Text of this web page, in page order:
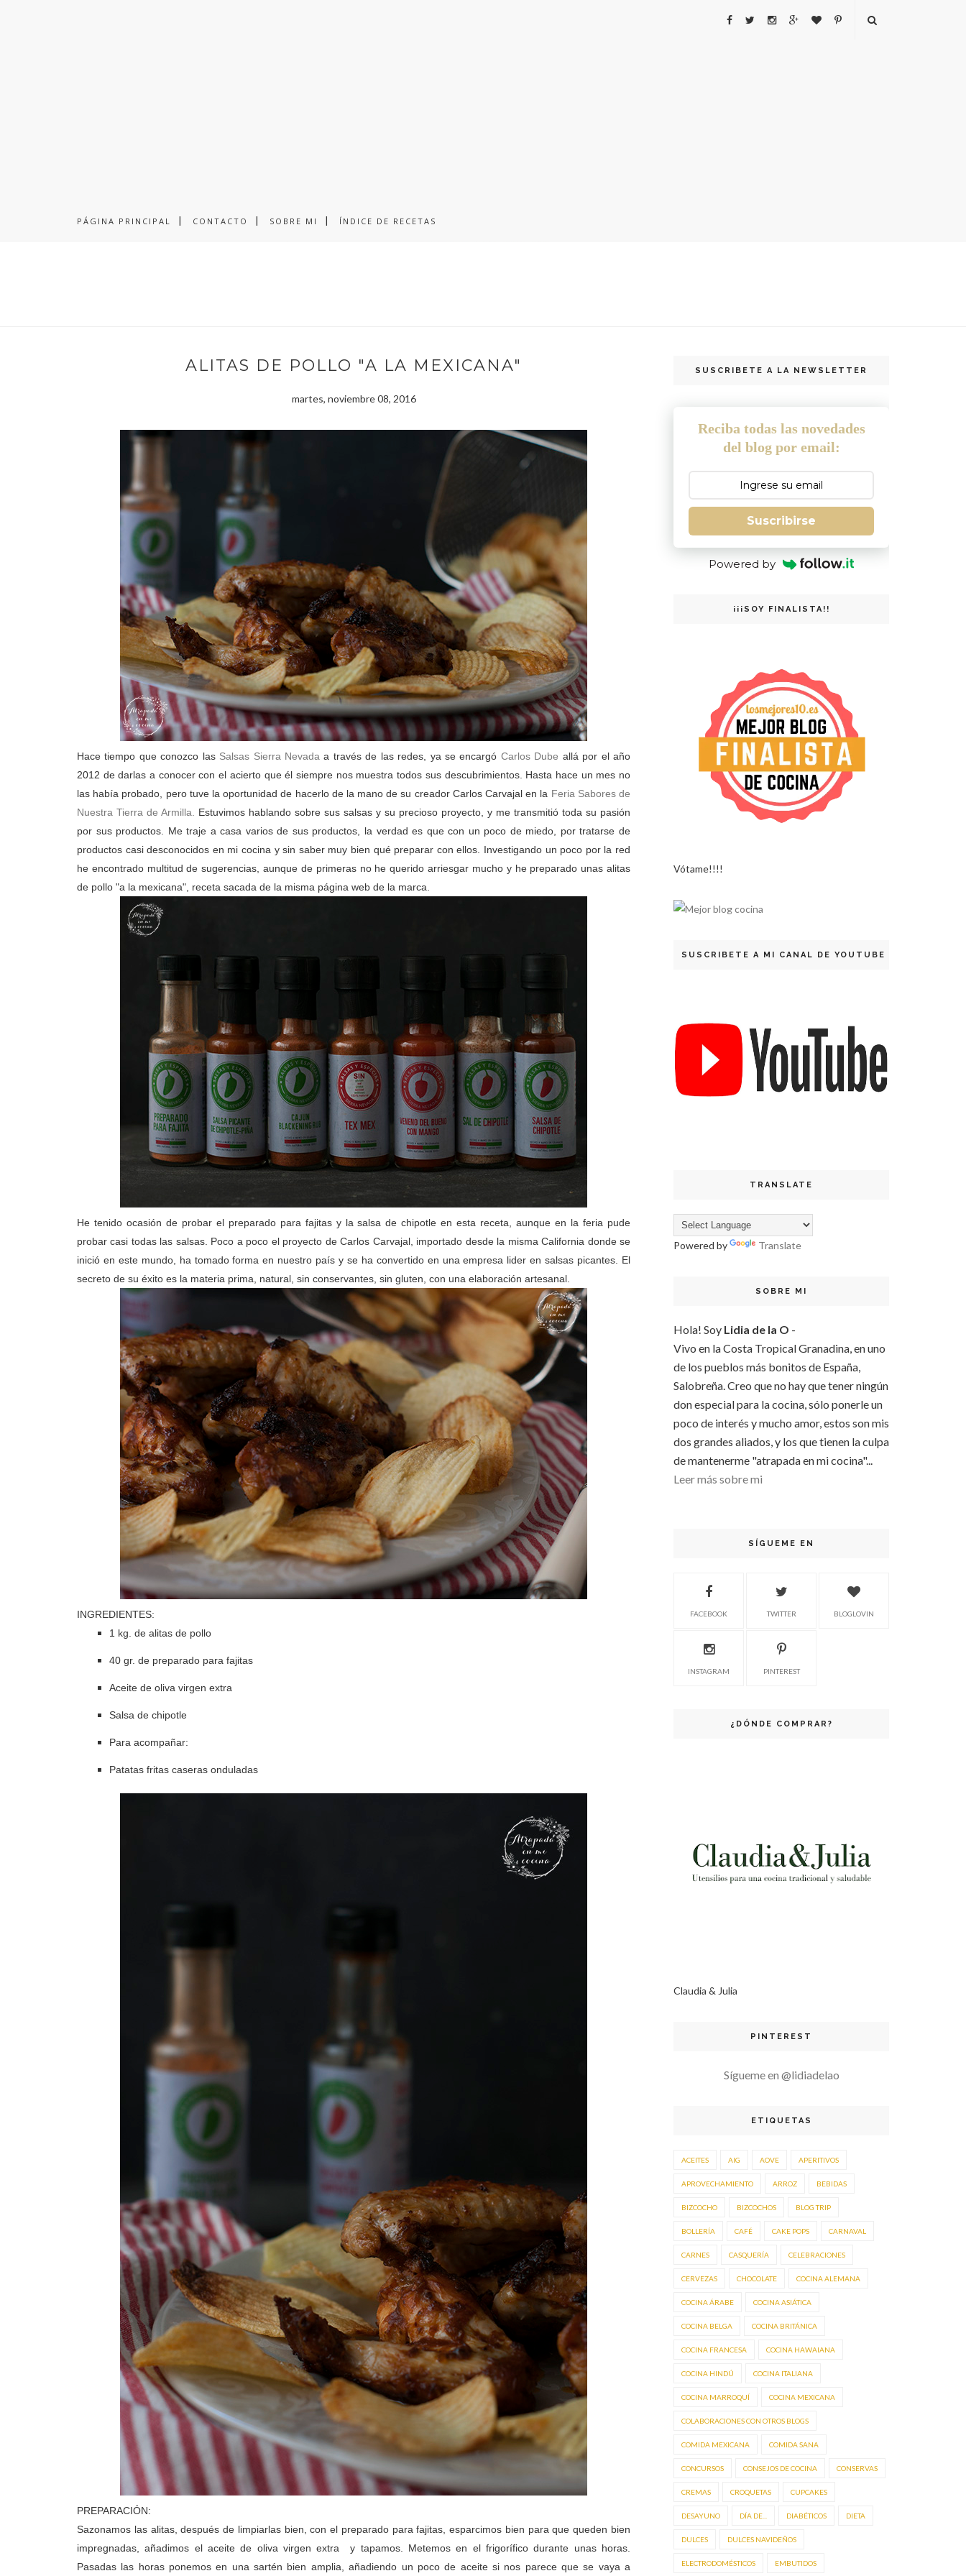
PÁGINA PRINCIPAL CONTACTO SOBRE MI ÍNDICE DE RECETAS
ALITAS DE POLLO "A LA MEXICANA"
martes, noviembre 08, 2016
Hace tiempo que conozco las Salsas Sierra Nevada a través de las redes, ya se encargó Carlos Dube allá por el año
2012 de darlas a conocer con el acierto que él siempre nos muestra todos sus descubrimientos. Hasta hace un mes no
las había probado, pero tuve la oportunidad de hacerlo de la mano de su creador Carlos Carvajal en la Feria Sabores de
Nuestra Tierra de Armilla.
Estuvimos hablando sobre sus salsas y su precioso proyecto, y me transmitió toda su pasión
por sus productos. Me traje a casa varios de sus productos, la verdad es que con un poco de miedo, por tratarse de
productos casi desconocidos en mi cocina y sin saber muy bien qué preparar con ellos. Investigando un poco por la red
he encontrado multitud de sugerencias, aunque de primeras no he querido arriesgar mucho y he preparado unas alitas
de pollo "a la mexicana", receta sacada de la misma página web de la marca.
He tenido ocasión de probar el preparado para fajitas y la salsa de chipotle en esta receta, aunque en la feria pude
probar casi todas las salsas. Poco a poco el proyecto de Carlos Carvajal, importado desde la misma California donde se
inició en este mundo, ha tomado forma en nuestro país y se ha convertido en una empresa lider en salsas picantes. El
secreto de su éxito es la materia prima, natural, sin conservantes, sin gluten, con una elaboración artesanal.
INGREDIENTES:
1 kg. de alitas de pollo
40 gr. de preparado para fajitas
Aceite de oliva virgen extra
Salsa de chipotle
Para acompañar:
Patatas fritas caseras onduladas
PREPARACIÓN:
Sazonamos las alitas, después de limpiarlas bien, con el preparado para fajitas, esparcimos bien para que queden bien
impregnadas, añadimos el aceite de oliva virgen extra y tapamos. Metemos en el frigorífico durante unas horas.
Pasadas las horas ponemos en una sartén bien amplia, añadiendo un poco de aceite si nos parece que se vaya a
SUSCRIBETE A LA NEWSLETTER
Reciba todas las novedades
del blog por email:
Suscribirse
Powered by
¡¡¡SOY FINALISTA!!
Vótame!!!!
SUSCRIBETE A MI CANAL DE YOUTUBE
TRANSLATE
Powered by Translate
SOBRE MI
Hola! Soy Lidia de la O -
Vivo en la Costa Tropical Granadina, en uno
de los pueblos más bonitos de España,
Salobreña. Creo que no hay que tener ningún
don especial para la cocina, sólo ponerle un
poco de interés y mucho amor, estos son mis
dos grandes aliados, y los que tienen la culpa
de mantenerme "atrapada en mi cocina"...
Leer más sobre mi
SÍGUEME EN
FACEBOOK TWITTER BLOGLOVIN
INSTAGRAM PINTEREST
¿DÓNDE COMPRAR?
Claudia & Julia
PINTEREST
Sígueme en @lidiadelao
ETIQUETAS
ACEITES AIG AOVE APERITIVOS
APROVECHAMIENTO ARROZ BEBIDAS
BIZCOCHO BIZCOCHOS BLOG TRIP
BOLLERÍA CAFÉ CAKE POPS CARNAVAL
CARNES CASQUERÍA CELEBRACIONES
CERVEZAS CHOCOLATE COCINA ALEMANA
COCINA ÁRABE COCINA ASIÁTICA
COCINA BELGA COCINA BRITÁNICA
COCINA FRANCESA COCINA HAWAIANA
COCINA HINDÚ COCINA ITALIANA
COCINA MARROQUÍ COCINA MEXICANA
COLABORACIONES CON OTROS BLOGS
COMIDA MEXICANA COMIDA SANA
CONCURSOS CONSEJOS DE COCINA CONSERVAS
CREMAS CROQUETAS CUPCAKES
DESAYUNO DÍA DE... DIABÉTICOS DIETA
DULCES DULCES NAVIDEÑOS
ELECTRODOMÉSTICOS EMBUTIDOS